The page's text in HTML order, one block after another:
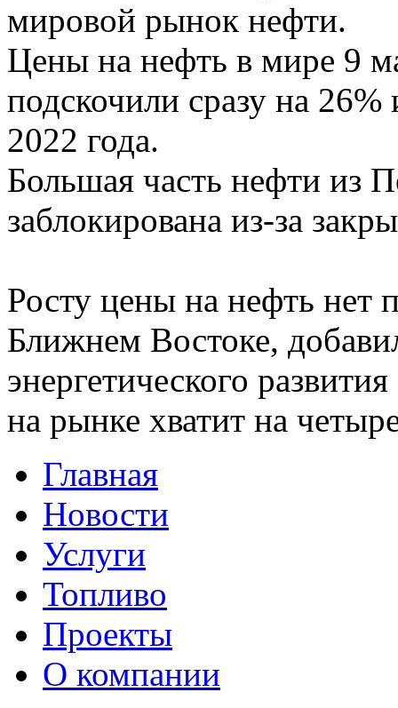
мировой рынок нефти.
Цены на нефть в мире 9
подскочили сразу на
2022 года.
Большая часть нефти из
заблокирована из-за
Росту цены на нефть нет
Ближнем Востоке,
энергетического
на рынке хватит на
Главная
Новости
Услуги
Топливо
Проекты
О компании